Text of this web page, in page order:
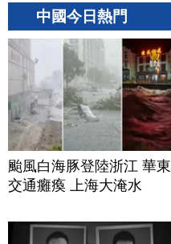
中國今日熱門
颱風白海豚登陸浙江 華東
交通癱瘓 上海大淹水